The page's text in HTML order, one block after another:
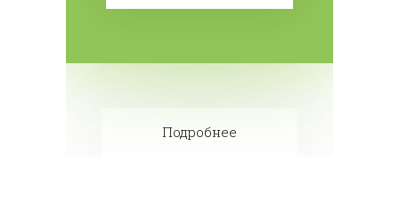
Подробнее